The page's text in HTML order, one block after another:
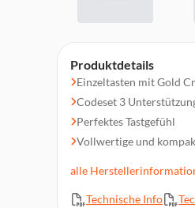
Produktdetails
Einzeltasten mit Gold
Codeset 3
Perfektes Tastgefühl
Vollwertige und
ABS-Tastenkappe
alle
Technische Info